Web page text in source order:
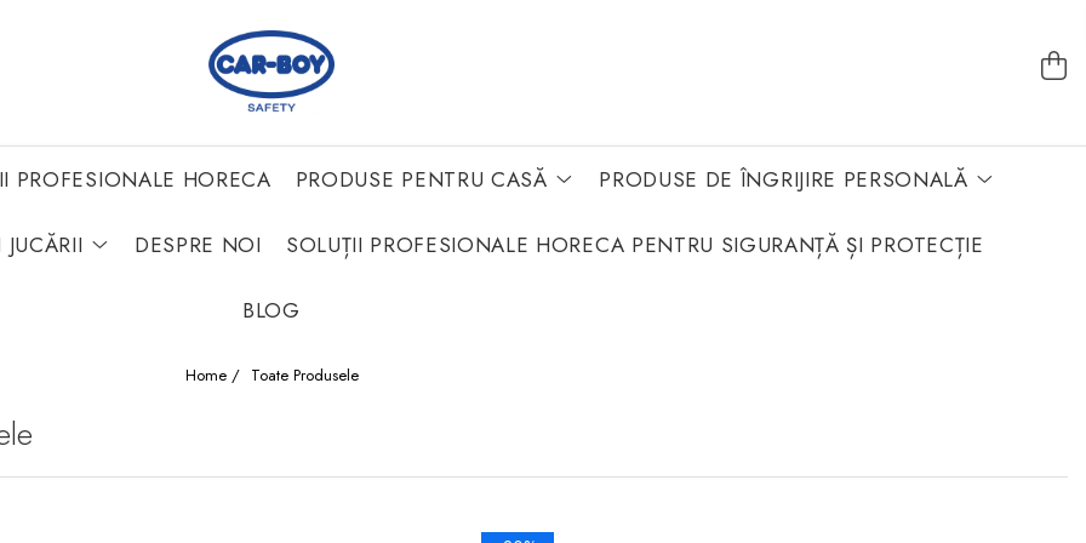
PROFESIONALE HORECA PRODUSE PENTRU CASĂ PRODUSE DE ÎNGRIJIRE PERSONALĂ
JUCĂRII DESPRE NOI SOLUȚII PROFESIONALE HORECA PENTRU SIGURANȚĂ ȘI PROTECȚIE
BLOG
Home / Toate Produsele